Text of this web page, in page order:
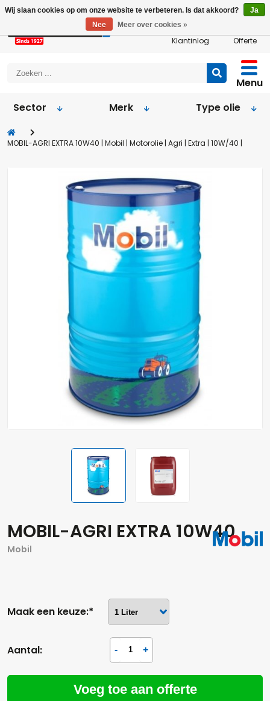
Klantinlog Offerte
Menu
Sector
Merk Type olie
MOBIL-AGRI EXTRA 10W40 | Mobil | Motorolie | Agri | Extra | 10W/40 |
MOBIL-AGRI EXTRA 10W40
Mobil
Maak een keuze:*
Aantal:
Voeg toe aan offerte
Wij slaan cookies op om onze website te verbeteren. Is dat akkoord?
Ja
Nee
Meer over cookies »